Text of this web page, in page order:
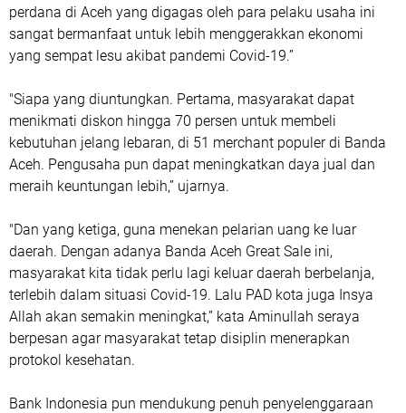
perdana di Aceh yang digagas oleh para pelaku usaha ini
sangat bermanfaat untuk lebih menggerakkan ekonomi
yang sempat lesu akibat pandemi Covid-19.”
"Siapa yang diuntungkan. Pertama, masyarakat dapat
menikmati diskon hingga 70 persen untuk membeli
kebutuhan jelang lebaran, di 51 merchant populer di Banda
Aceh. Pengusaha pun dapat meningkatkan daya jual dan
meraih keuntungan lebih,” ujarnya.
"Dan yang ketiga, guna menekan pelarian uang ke luar
daerah. Dengan adanya Banda Aceh Great Sale ini,
masyarakat kita tidak perlu lagi keluar daerah berbelanja,
terlebih dalam situasi Covid-19. Lalu PAD kota juga Insya
Allah akan semakin meningkat,” kata Aminullah seraya
berpesan agar masyarakat tetap disiplin menerapkan
protokol kesehatan.
Bank Indonesia pun mendukung penuh penyelenggaraan